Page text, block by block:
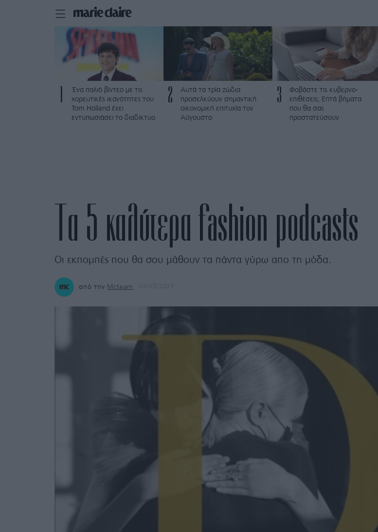
Ένα παλιό βίντεο με τις
χορευτικές ικανότητες του
Tom Holland έχει
εντυπωσιάσει το διαδίκτυο
2
Αυτά τα τρία ζώδια
προσελκύουν σημαντική
οικονομική επιτυχία τον
Αύγουστο
3
Φοβάστε τις κυβερνο-
επιθέσεις; Επτά βήματα
που θα σας
προστατεύσουν
Τα 5 καλύτερα fashion podcasts
Οι εκπομπές που θα σου μάθουν τα πάντα γύρω απο τη μόδα.
από την Mcteam